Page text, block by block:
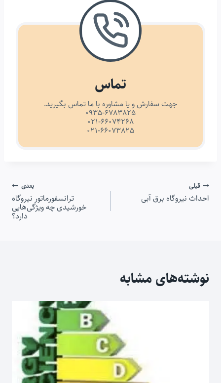
تماس
جهت سفارش و یا مشاوره با ما تماس بگیرید.
0935-6783825
021-66074268
021-66073825
راهبری
قبلی
احداث نیروگاه برق آبی
بعدی
ترانسفورماتور نیروگاه
خورشیدی چه ویژگی‌هایی
دارد؟
نوشته‌های مشابه